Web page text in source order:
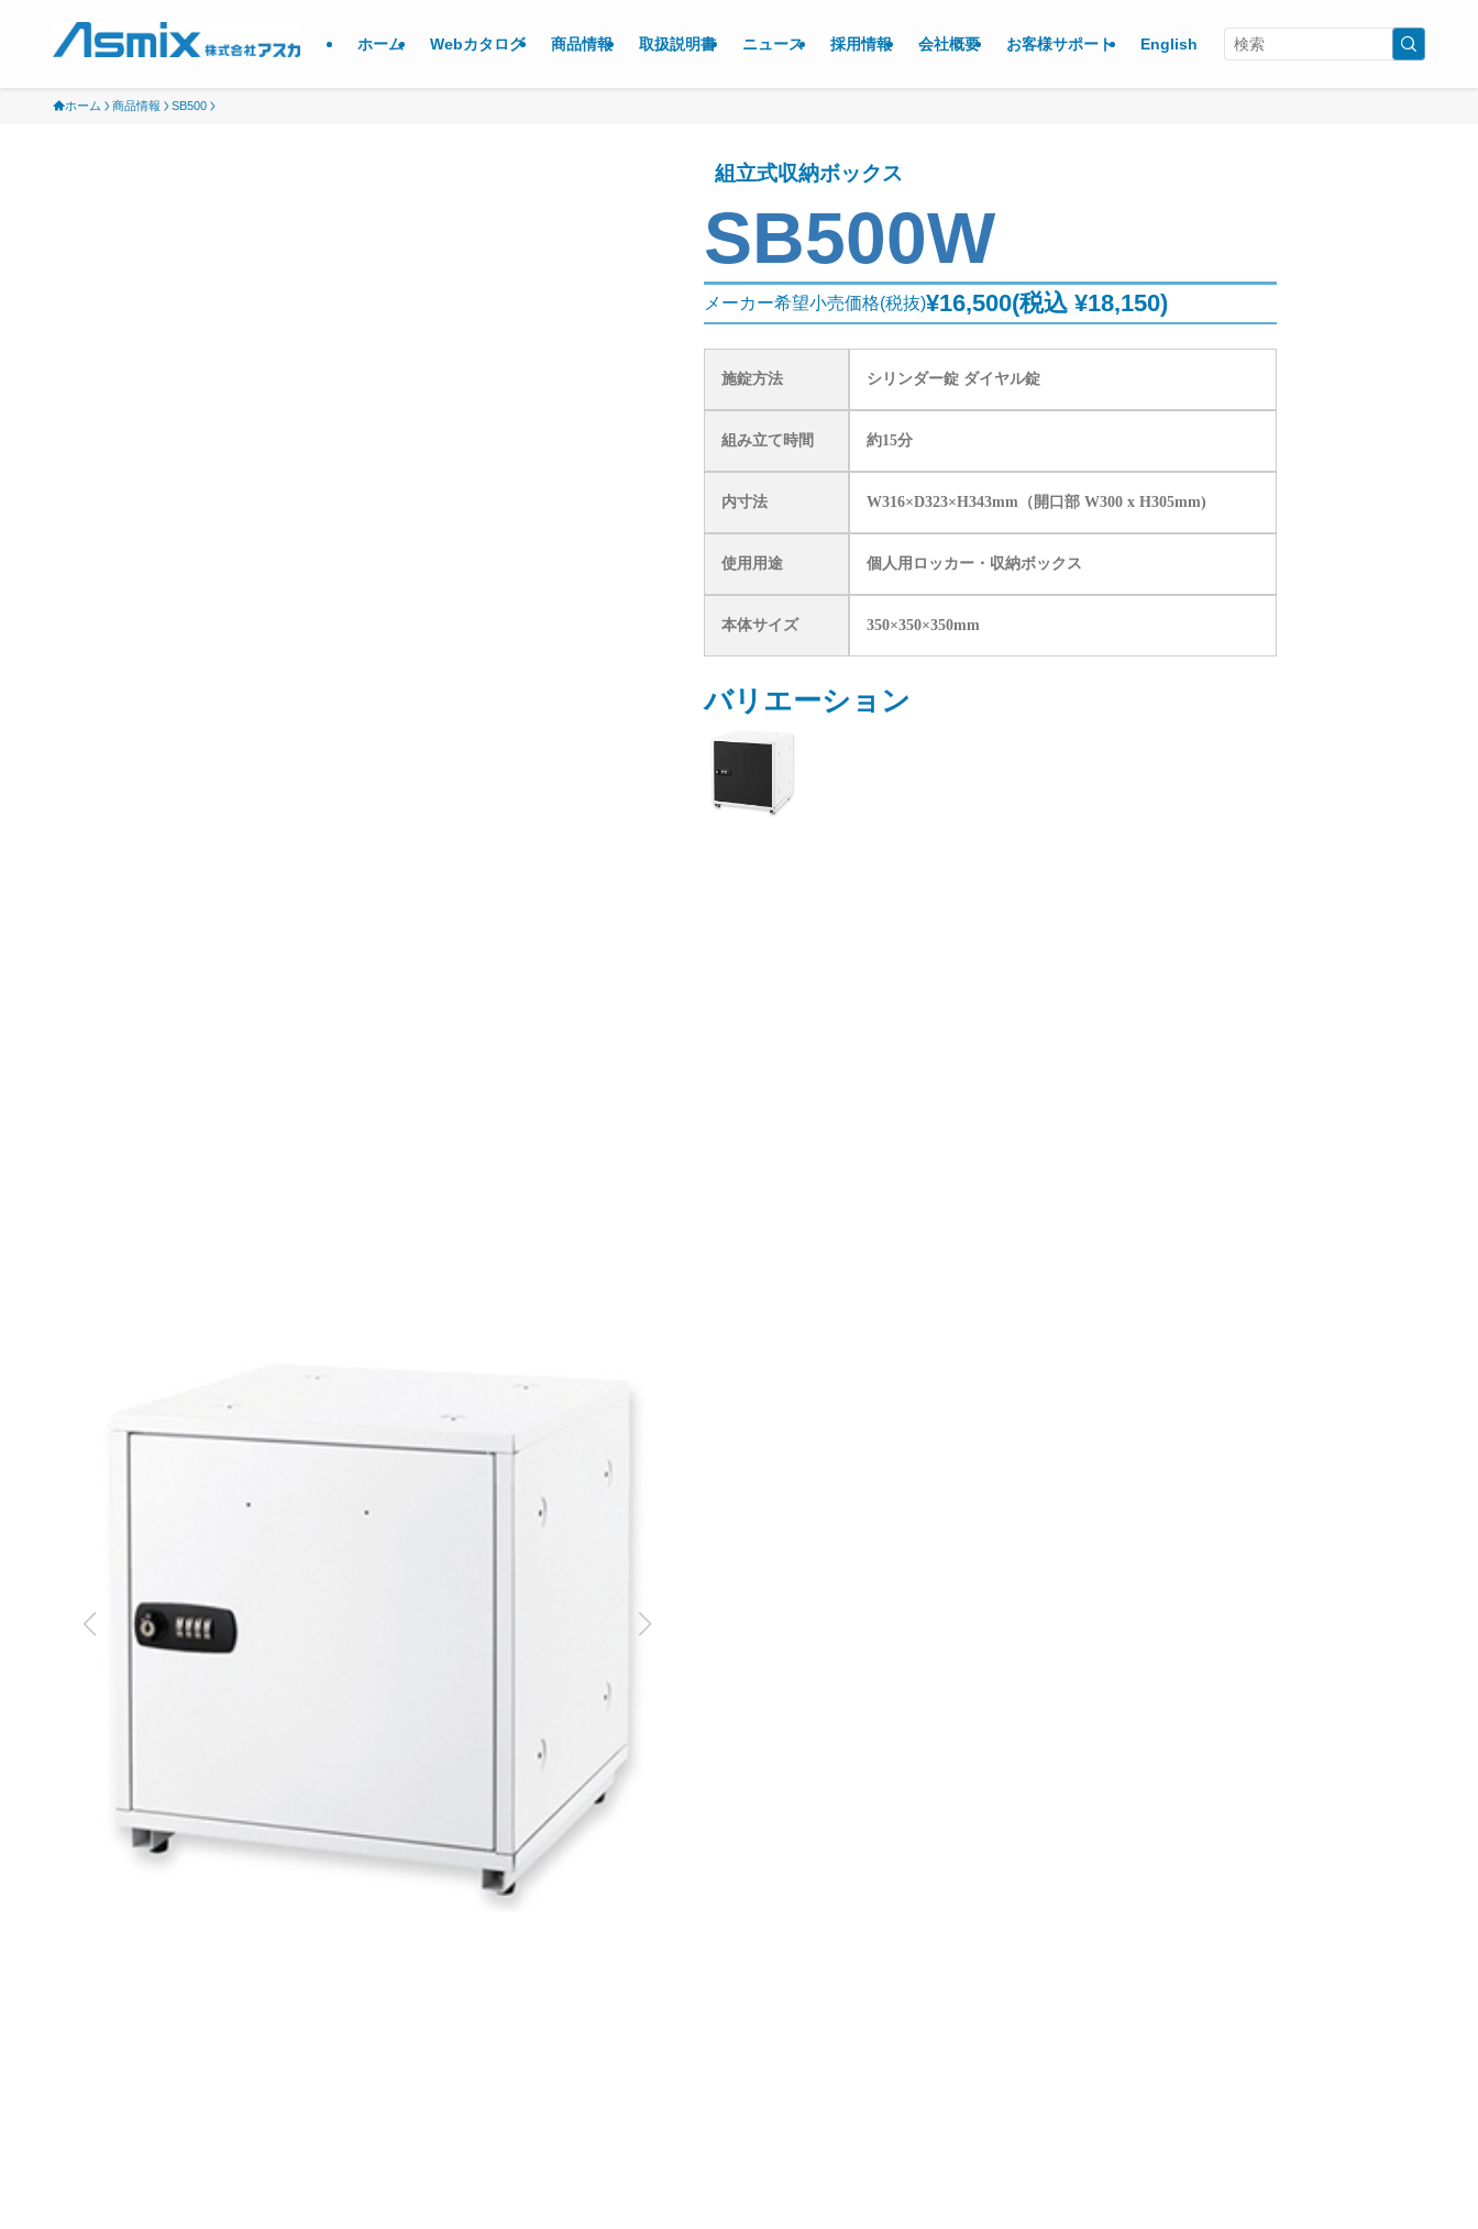
ホーム Webカタログ 商品情報 取扱説明書 ニュース 採用情報 会社概要 お客様サポート English
ホーム 商品情報 SB500
組立式収納ボックス
SB500W
メーカー希望小売価格(税抜)¥16,500(税込 ¥18,150)
施錠方法 シリンダー錠 ダイヤル錠
組み立て時間 約15分
内寸法 W316×D323×H343mm（開口部 W300 x H305mm)
使用用途 個人用ロッカー・収納ボックス
本体サイズ 350×350×350mm
バリエーション